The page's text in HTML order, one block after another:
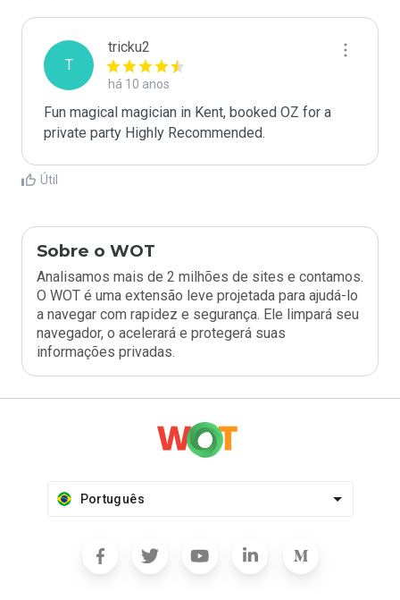
T
tricku2
há 10 anos
Fun magical magician in Kent, booked OZ for a
private party Highly Recommended.
Útil
Sobre o WOT
Analisamos mais de 2 milhões de sites e contamos.
O WOT é uma extensão leve projetada para ajudá-lo
a navegar com rapidez e segurança. Ele limpará seu
navegador, o acelerará e protegerá suas
informações privadas.
Português